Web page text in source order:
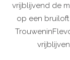
vrijblijvend de
op een